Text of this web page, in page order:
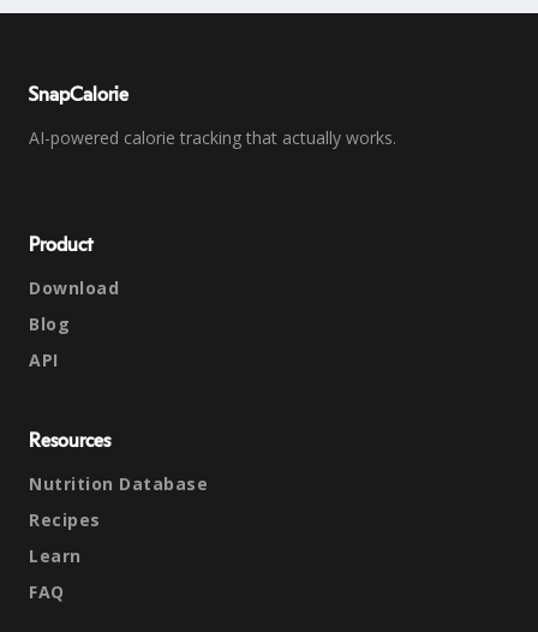
SnapCalorie
AI-powered calorie tracking that actually works.
Product
Download
Blog
API
Resources
Nutrition Database
Recipes
Learn
FAQ